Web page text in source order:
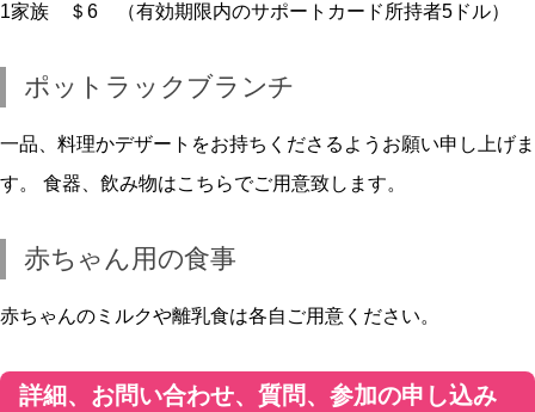
1家族 ＄6 （有効期限内のサポートカード所持者5ドル）
ポットラックブランチ
一品、料理かデザートをお持ちくださるようお願い申し上げま
す。 食器、飲み物はこちらでご用意致します。
赤ちゃん用の食事
赤ちゃんのミルクや離乳食は各自ご用意ください。
詳細、お問い合わせ、質問、参加の申し込み